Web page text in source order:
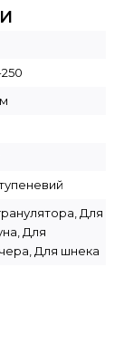
Для
Для
Для шнека